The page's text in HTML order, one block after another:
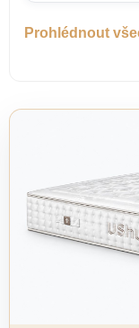
Prohlédnout